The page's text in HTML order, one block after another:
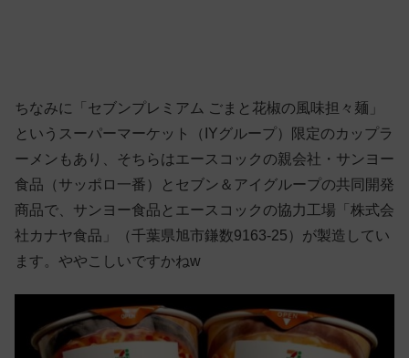
ちなみに「セブンプレミアム ごまと花椒の風味担々麺」
というスーパーマーケット（IYグループ）限定のカップラ
ーメンもあり、そちらはエースコックの親会社・サンヨー
食品（サッポロ一番）とセブン＆アイグループの共同開発
商品で、サンヨー食品とエースコックの協力工場「株式会
社カナヤ食品」（千葉県旭市鎌数9163-25）が製造してい
ます。ややこしいですかねw